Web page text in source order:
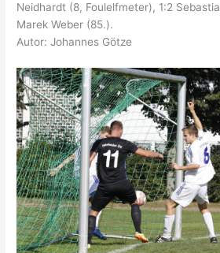
Neidhardt (8, Foulelfmeter), 1:2
Marek Weber (85.).
Autor: Johannes Götze